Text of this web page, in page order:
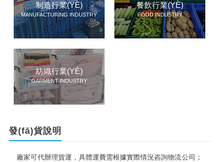
制造行業(YÈ)
MANUFACTURING INDUSTRY
餐飲行業(YÈ)
FOOD INDUSTRY
紡織行業(YÈ)
GARMENT INDUSTRY
發(fā)貨說明
廠家可代辦理貨運，具體運費需根據實際情況咨詢物流公司；